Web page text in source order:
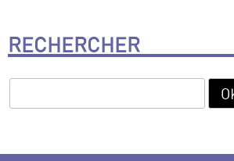
RECHERCHER